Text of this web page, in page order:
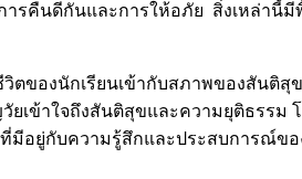
รคืนดีกันและการให้อภัย สิ่งเหล่านี้
ตของนักเรียนเข้ากับสภาพของสันติสุ
ยเข้าใจถึงสันติสุขและความยุติธรรม
อยู่กับความรู้สึกและประสบการณ์ขอ